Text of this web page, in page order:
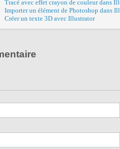
Tracé avec effet crayon de couleur dans
Importer un élément de Photoshop dans
Créer un texte 3D avec Illustrator